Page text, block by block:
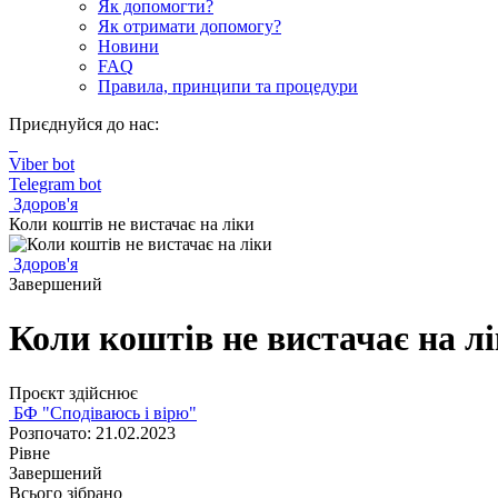
Як допомогти?
Як отримати допомогу?
Новини
FAQ
Правила, принципи та процедури
Приєднуйся до нас:
Viber bot
Telegram bot
Здоров'я
Коли коштів не вистачає на ліки
Здоров'я
Завершений
Коли коштів не вистачає на
Проєкт здійснює
БФ "Сподіваюсь і вірю"
Розпочато: 21.02.2023
Рівне
Завершений
Всього зібрано